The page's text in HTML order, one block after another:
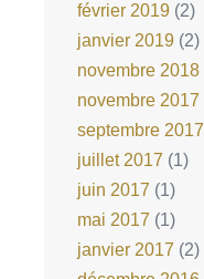
février 2019 (2)
janvier 2019 (2)
novembre 2018
novembre 2017
septembre 2017
juillet 2017 (1)
juin 2017 (1)
mai 2017 (1)
janvier 2017 (2)